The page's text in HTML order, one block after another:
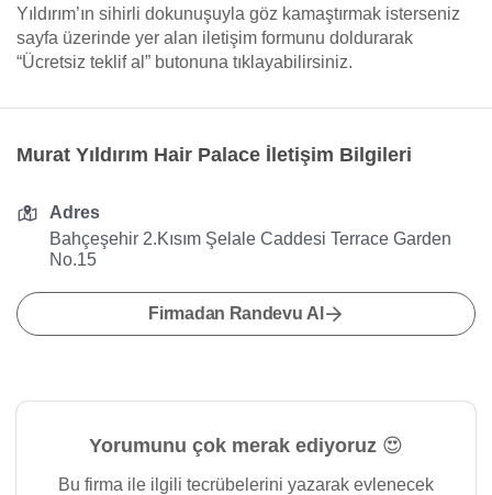
Yıldırım’ın sihirli dokunuşuyla göz kamaştırmak isterseniz
sayfa üzerinde yer alan iletişim formunu doldurarak
“Ücretsiz teklif al” butonuna tıklayabilirsiniz.
Murat Yıldırım Hair Palace İletişim Bilgileri
Adres
Bahçeşehir 2.Kısım Şelale Caddesi Terrace Garden
No.15
Firmadan Randevu Al
Yorumunu çok merak ediyoruz 😍
Bu firma ile ilgili tecrübelerini yazarak evlenecek